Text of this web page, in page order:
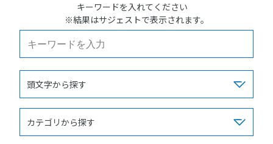
キーワードを入れてください
※結果はサジェストで表示されます。